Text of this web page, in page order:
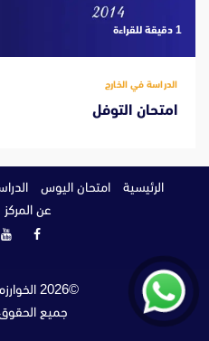
‫1 دقيقة للقراءة
الدراسة في الخارج
امتحان التوفل
الرئيسية امتحان اليوس
عن المركز
©
2026
جميع